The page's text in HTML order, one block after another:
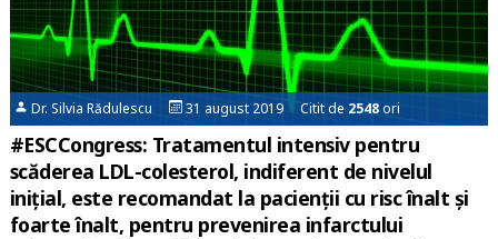
Dr. Silvia Rădulescu 31 august 2019 Citit de 2548ori
#ESCCongress: Tratamentul intensiv pentru
scăderea LDL-colesterol, indiferent de nivelul
inițial, este recomandat la pacienții cu risc înalt și
foarte înalt, pentru prevenirea infarctului